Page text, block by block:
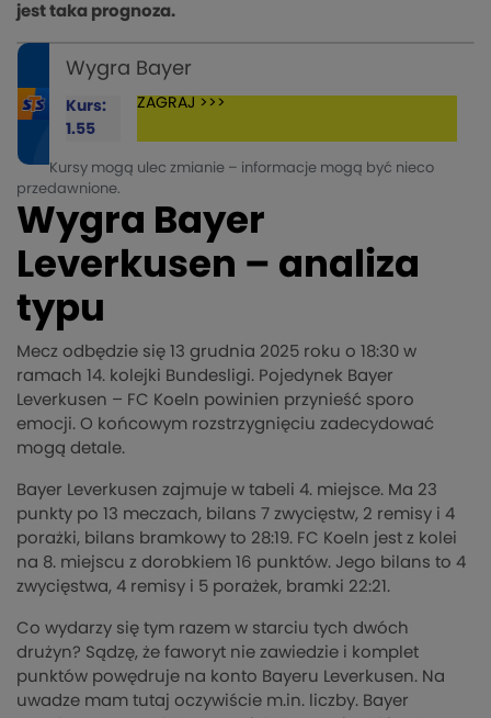
jest taka prognoza.
Wygra Bayer
Kurs:
1.55
ZAGRAJ >>>
Kursy mogą ulec zmianie – informacje mogą być nieco
przedawnione.
Wygra Bayer
Leverkusen – analiza
typu
Mecz odbędzie się 13 grudnia 2025 roku o 18:30 w
ramach 14. kolejki Bundesligi. Pojedynek Bayer
Leverkusen – FC Koeln powinien przynieść sporo
emocji. O końcowym rozstrzygnięciu zadecydować
mogą detale.
Bayer Leverkusen zajmuje w tabeli 4. miejsce. Ma 23
punkty po 13 meczach, bilans 7 zwycięstw, 2 remisy i 4
porażki, bilans bramkowy to 28:19. FC Koeln jest z kolei
na 8. miejscu z dorobkiem 16 punktów. Jego bilans to 4
zwycięstwa, 4 remisy i 5 porażek, bramki 22:21.
Co wydarzy się tym razem w starciu tych dwóch
drużyn? Sądzę, że faworyt nie zawiedzie i komplet
punktów powędruje na konto Bayeru Leverkusen. Na
uwadze mam tutaj oczywiście m.in. liczby. Bayer